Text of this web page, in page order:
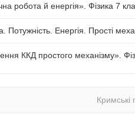
робота й енергія». Фізика 7
Потужність. Енергія. Прості
ККД простого механізму».
Кримські